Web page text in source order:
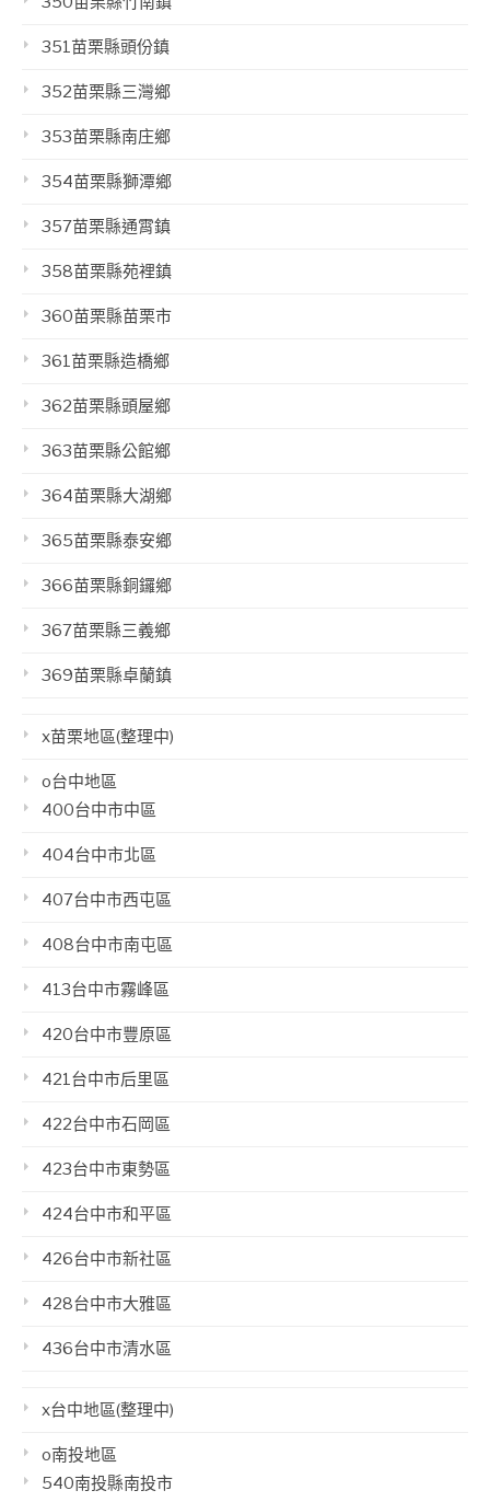
351苗栗縣頭份鎮
352苗栗縣三灣鄉
353苗栗縣南庄鄉
354苗栗縣獅潭鄉
357苗栗縣通霄鎮
358苗栗縣苑裡鎮
360苗栗縣苗栗市
361苗栗縣造橋鄉
362苗栗縣頭屋鄉
363苗栗縣公館鄉
364苗栗縣大湖鄉
365苗栗縣泰安鄉
366苗栗縣銅鑼鄉
367苗栗縣三義鄉
369苗栗縣卓蘭鎮
x苗栗地區(整理中)
o台中地區
400台中市中區
404台中市北區
407台中市西屯區
408台中市南屯區
413台中市霧峰區
420台中市豐原區
421台中市后里區
422台中市石岡區
423台中市東勢區
424台中市和平區
426台中市新社區
428台中市大雅區
436台中市清水區
x台中地區(整理中)
o南投地區
540南投縣南投市